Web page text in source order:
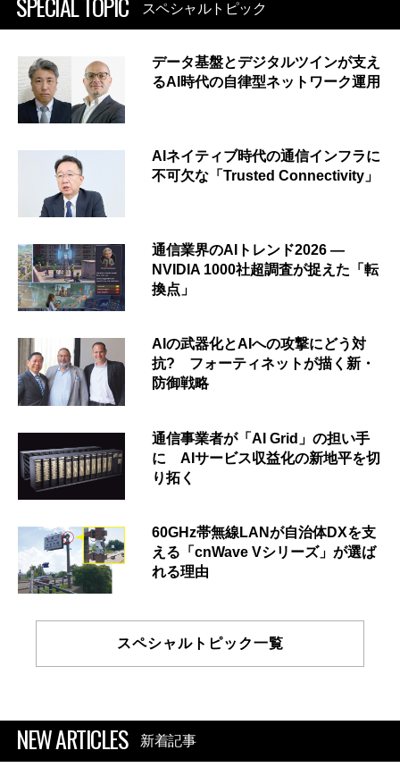
スペシャルトピック
データ基盤とデジタルツインが支え
るAI時代の自律型ネットワーク運用
AIネイティブ時代の通信インフラに
不可欠な「Trusted Connectivity」
通信業界のAIトレンド2026 ―
NVIDIA 1000社超調査が捉えた「転
換点」
AIの武器化とAIへの攻撃にどう対
抗? フォーティネットが描く新・
防御戦略
通信事業者が「AI Grid」の担い手
に AIサービス収益化の新地平を切
り拓く
60GHz帯無線LANが自治体DXを支
える「cnWave Vシリーズ」が選ば
れる理由
スペシャルトピック一覧
NEW ARTICLES 新着記事